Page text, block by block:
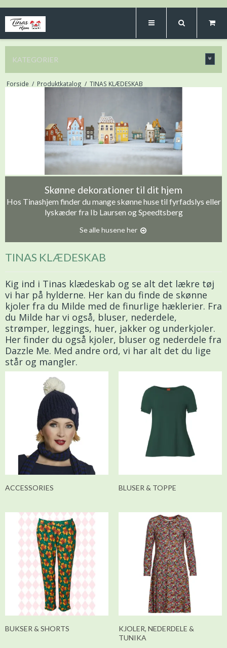
KATEGORIER
Forside / Produktkatalog / TINAS KLÆDESKAB
Skønne dekorationer til dit hjem
Hos Tinashjem finder du mange skønne huse til fyrfadslys eller
lyskæder fra Ib Laursen og Speedtsberg
Se alle husene her
TINAS KLÆDESKAB
Kig ind i Tinas klædeskab og se alt det lækre tøj
vi har på hylderne. Her kan du finde de skønne
kjoler fra du Milde med de finurlige hæklerier. Fra
du Milde har vi også, bluser, nederdele,
strømper, leggings, huer, jakker og underkjoler.
Her finder du også kjoler, bluser og nederdele fra
Dazzle Me. Med andre ord, vi har alt det du lige
står og mangler.
ACCESSORIES BLUSER & TOPPE
BUKSER & SHORTS
KJOLER, NEDERDELE &
TUNIKA